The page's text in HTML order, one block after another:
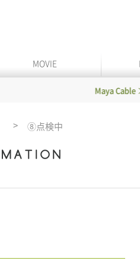
MOVIE
Maya Cable In
⑧点検中